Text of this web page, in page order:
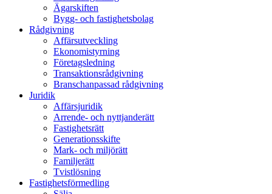
Ägarskiften
Bygg- och fastighetsbolag
Rådgivning
Affärsutveckling
Ekonomistyrning
Företagsledning
Transaktionsrådgivning
Branschanpassad rådgivning
Juridik
Affärsjuridik
Arrende- och nyttjanderätt
Fastighetsrätt
Generationsskifte
Mark- och miljörätt
Familjerätt
Tvistlösning
Fastighetsförmedling